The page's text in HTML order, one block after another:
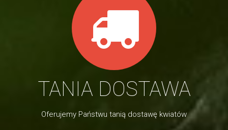
TANIA DOSTAWA
Oferujemy Państwu tanią dostawę kwiatów